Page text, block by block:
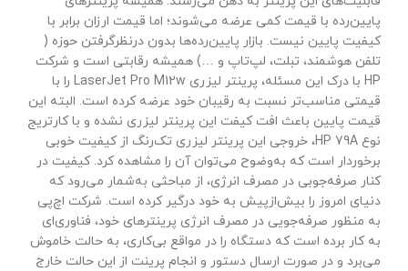
پایین‌رده با قیمت کمی عرضه می‌شوند؛ اما قیمت ارزان برابر با
کیفیت پایین نیست. بازار پایین‌رده‌ها بدون درنظرگرفتن حوزه (
تلفن هوشمند، تبلت، لپ‌تاپ و …) همیشه رقابتی است و شرکت
HP با درک این مسئله، پرینتر لیزری LaserJet Pro M12w را با
قیمتی مناسب‌تر نسبت به رقیبان خود عرضه کرده است. البته این
قیمت پایین باعث افت کیفت این پرینتر لیزری نشده و با کارتریج
نوع HP 79A، خروجی این پرینتر لیزری تک‌رنگ از کیفیت خوبی
برخوردار است که به‌وضوح می‌توان آن را مشاهده کرد. کیفیت در
کنار صرفه‌جوبی در مصرف انرژی، از مباحثی به‌شمار می‌رود که
دنیای امروز را بیش‌ازپیش به خود درگیر کرده است. شرکت اچ‌پی
به‌ منظور صرفه‌جویی در مصرف انرژی پرینترهای خود، فناوری‌ای
به کار برده است که دستگاه را در مواقع بی‌کاری، به حالت خاموش
می‌برد و در صورت ارسال دستور و انجام پرینت از این حالت خارج